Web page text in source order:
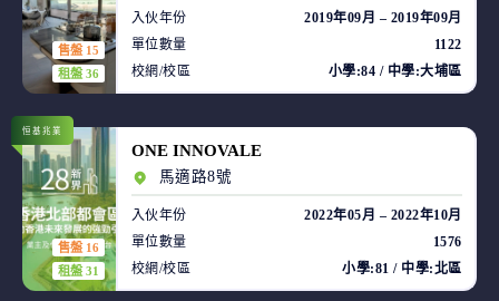
售盤 15
租盤 36
入伙年份
2019年09月 – 2019年09月
單位數量
1122
校網/校區
小學:84 / 中學:大埔區
售盤 16
租盤 31
恒基兆業
ONE INNOVALE
馬適路8號
入伙年份
2022年05月 – 2022年10月
單位數量
1576
校網/校區
小學:81 / 中學:北區